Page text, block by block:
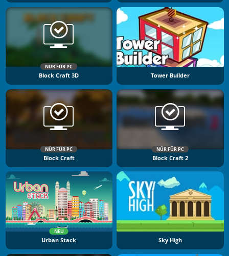
NÜR FÜR PC
Block Craft 3D Tower Builder
NÜR FÜR PC
Block Craft
NÜR FÜR PC
Block Craft 2
NEU
Urban Stack Sky High